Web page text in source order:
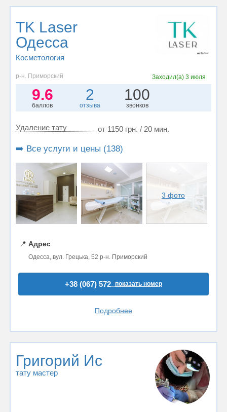
TK Laser
Одесса
Косметология
р-н. Приморский Заходил(а) 3 июля
9.6
баллов
2
отзыва
100
звонков
Удаление тату от 1150 грн. / 20 мин.
➡️ Все услуги и цены (138)
3 фото
📍 Адрес
Одесса, вул. Грецька, 52 р-н. Приморский
+38 (067) 572..показать номер
Подробнее
Григорий Ис
тату мастер